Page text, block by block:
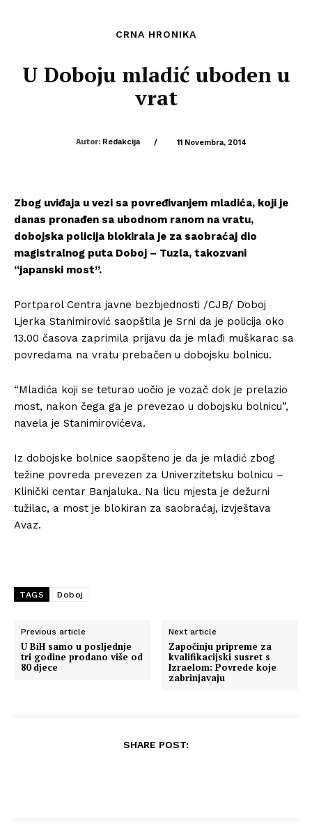
CRNA HRONIKA
U Doboju mladić uboden u
vrat
Autor: Redakcija / 11 Novembra, 2014
Zbog uviđaja u vezi sa povređivanjem mladića, koji je
danas pronađen sa ubodnom ranom na vratu,
dobojska policija blokirala je za saobraćaj dio
magistralnog puta Doboj – Tuzla, takozvani
“japanski most”.
Portparol Centra javne bezbjednosti /CJB/ Doboj
Ljerka Stanimirović saopštila je Srni da je policija oko
13.00 časova zaprimila prijavu da je mlađi muškarac sa
povredama na vratu prebačen u dobojsku bolnicu.
“Mladića koji se teturao uočio je vozač dok je prelazio
most, nakon čega ga je prevezao u dobojsku bolnicu”,
navela je Stanimirovićeva.
Iz dobojske bolnice saopšteno je da je mladić zbog
težine povreda prevezen za Univerzitetsku bolnicu –
Klinički centar Banjaluka. Na licu mjesta je dežurni
tužilac, a most je blokiran za saobraćaj, izvještava
Avaz.
TAGS Doboj
Previous article
U BiH samo u posljednje
tri godine prodano više od
80 djece
Next article
Započinju pripreme za
kvalifikacijski susret s
Izraelom: Povrede koje
zabrinjavaju
SHARE POST: